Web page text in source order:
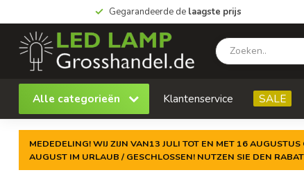
Gegarandeerde de laagste prijs
Alle categorieën Klantenservice SALE
MEDEDELING! WIJ ZIJN VAN13 JULI TOT EN MET 16
AUGUST IM URLAUB / GESCHLOSSEN! NUTZEN SIE DEN